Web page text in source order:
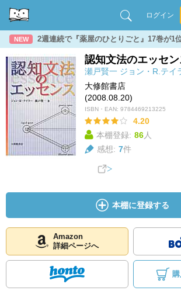
ログイン
NEW 2週連続で『薬屋のひとりごと』17巻が1
認知文法のエッセン
瀬戸賢一 ジョン・R.テイ
大修館書店
(2008.08.20)
ISBN・EAN: 9784469213225
4.20
本棚登録: 86人
感想: 7件
本棚に登録する
Amazon
詳細ページへ